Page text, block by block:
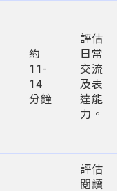
約
11-
14
分鐘
評估
日常
交流
及表
達能
力。
評估
閱讀